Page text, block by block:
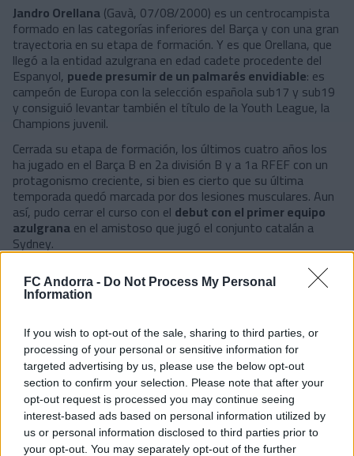
FC Andorra - Do Not Process My Personal
Information
If you wish to opt-out of the sale, sharing to third parties, or
processing of your personal or sensitive information for
targeted advertising by us, please use the below opt-out
section to confirm your selection. Please note that after your
opt-out request is processed you may continue seeing
interest-based ads based on personal information utilized by
us or personal information disclosed to third parties prior to
your opt-out. You may separately opt-out of the further
Jandro Orellana(Gavà, 07/08/2000) es un centrocampista
formado en las categorías inferiores del Barça y con una gran
trayectoria en su etapa de formación. Y es que Orellana, que
llegó a la entidad azulgrana en edad cadete procedente del
Espanyol, puede presumir de un palmarés envidiable: es
campeón de Europa con la selección española sub17 y sub19
y consiguió levantar también el título de la Youth League, la
Champions juvenil.
Cerrada su etapa de formación, los últimos cuatro años los
ha jugado en el Barça B en 2a división B y a 1a RFEF con un
protagonismo creciente, si bien es cierto que su última
temporada quedó marcada por dos lesiones musculares. Aun
así, pudo cerrar el curso con el debut con el primer equipo
azulgranaen el amistoso que jugó el conjunto catalán a
Sydney.
Ahora vivirá su primera experiencia lejos de casa en el Andorra,
características.Centrocampista posicional con un gran
toque, Orellana cuenta, además, con la ventaja que ya se ha
entrenado bajo las órdenes de Eder Sarabia, quien conoce a la
perfección sus virtudes.
Trayectoria:18/19: Barça B19/20: Barça B20/21: Barça B
21/22: Barça B
#SomTricolors